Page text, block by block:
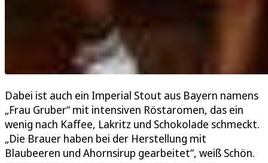
Dabei ist auch ein Imperial Stout aus Bayern namens
„Frau Gruber“ mit intensiven Röstaromen, das ein
wenig nach Kaffee, Lakritz und Schokolade schmeckt.
„Die Brauer haben bei der Herstellung mit
Blaubeeren und Ahornsirup gearbeitet“, weiß Schön.